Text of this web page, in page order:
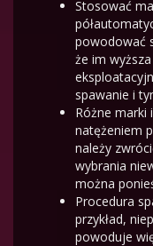
Stosować
powodować
że im
spawanie i
Różne marki
natężeniem
należy
wybrania
można
Procedura
przykład,
powoduje